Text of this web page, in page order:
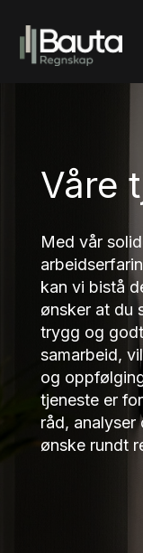
Våre
Med vår
kan vi bistå
ønsker at du
trygg og
samarbeid,
og
tjeneste er
råd, analyser
ønske rundt